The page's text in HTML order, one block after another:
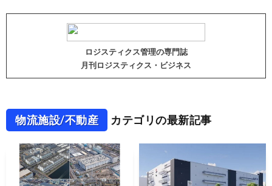
ロジスティクス管理の専門誌
月刊ロジスティクス・ビジネス
物流施設/不動産 カテゴリの最新記事